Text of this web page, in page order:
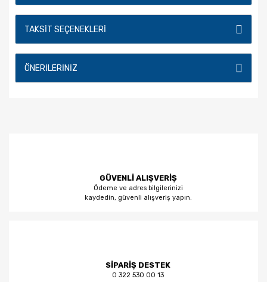
TAKSIT SEÇENEKLERI
ÖNERILERINIZ
GÜVENLİ ALIŞVERİŞ
Ödeme ve adres bilgilerinizi
kaydedin, güvenli alışveriş yapın.
SİPARİŞ DESTEK
0 322 530 00 13